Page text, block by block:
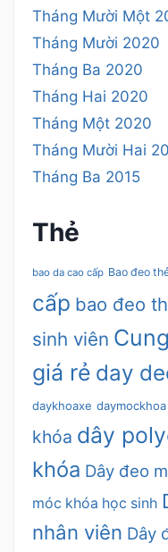
Tháng Mười Một
Tháng Mười 2020
Tháng Ba 2020
Tháng Hai 2020
Tháng Một 2020
Tháng Mười Hai
Tháng Ba 2015
Thẻ
bao da cao cấp Bao đeo
cấp bao đeo
sinh viên
giá rẻ day
daykhoaxe daymockhoa
khóa dây
khóa Dây đeo
móc khóa học sinh
nhân viên Dây